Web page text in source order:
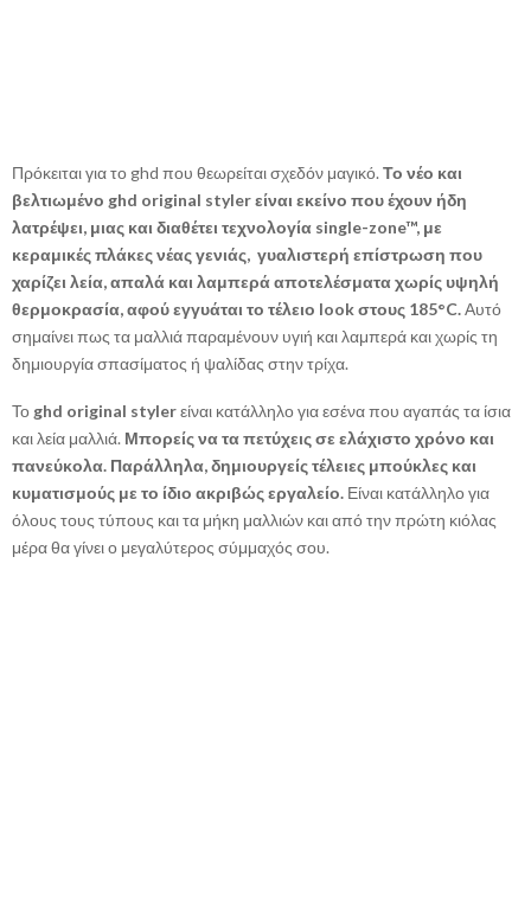
Πρόκειται για το ghd που θεωρείται σχεδόν μαγικό. Το νέο και
βελτιωμένο ghd original styler είναι εκείνο που έχουν ήδη
λατρέψει, μιας και διαθέτει τεχνολογία single-zone™, με
κεραμικές πλάκες νέας γενιάς, γυαλιστερή επίστρωση που
χαρίζει λεία, απαλά και λαμπερά αποτελέσματα χωρίς υψηλή
θερμοκρασία, αφού εγγυάται το τέλειο look στους 185°C.Αυτό
σημαίνει πως τα μαλλιά παραμένουν υγιή και λαμπερά και χωρίς τη
δημιουργία σπασίματος ή ψαλίδας στην τρίχα.
Το ghd original stylerείναι κατάλληλο για εσένα που αγαπάς τα ίσια
και λεία μαλλιά. Μπορείς να τα πετύχεις σε ελάχιστο χρόνο και
πανεύκολα. Παράλληλα, δημιουργείς τέλειες μπούκλες και
κυματισμούς με το ίδιο ακριβώς εργαλείο. Είναι κατάλληλο για
όλους τους τύπους και τα μήκη μαλλιών και από την πρώτη κιόλας
μέρα θα γίνει ο μεγαλύτερος σύμμαχός σου.